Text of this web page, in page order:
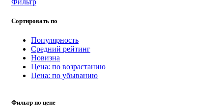
Сортировать по
Популярность
Средний рейтинг
Новизна
Цена: по возрастанию
Цена: по убыванию
Фильтр по цене